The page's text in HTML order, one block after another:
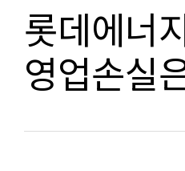
롯데에너
영업손실